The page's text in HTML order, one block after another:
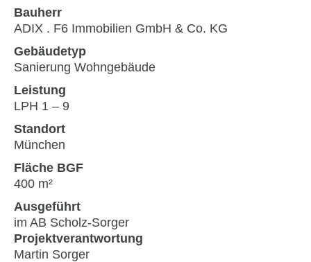
Bauherr
ADIX . F6 Immobilien GmbH & Co. KG
Gebäudetyp
Sanierung Wohngebäude
Leistung
LPH 1 – 9
Standort
München
Fläche BGF
400 m²
Ausgeführt
im AB Scholz-Sorger
Projektverantwortung
Martin Sorger